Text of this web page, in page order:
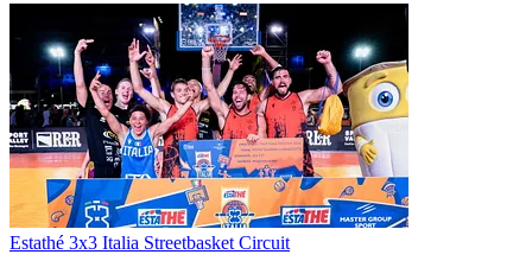
Estathé 3x3 Italia Streetbasket Circuit